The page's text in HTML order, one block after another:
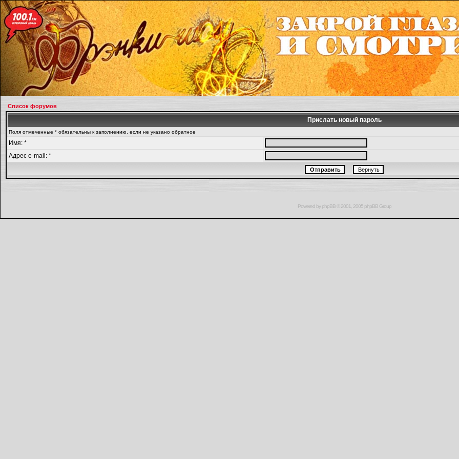
Список форумов
Прислать новый пароль
Поля отмеченные * обязательны к заполнению, если не указано обратное
Имя: *
Адрес e-mail: *
Powered byphpBB© 2001, 2005 phpBB Group